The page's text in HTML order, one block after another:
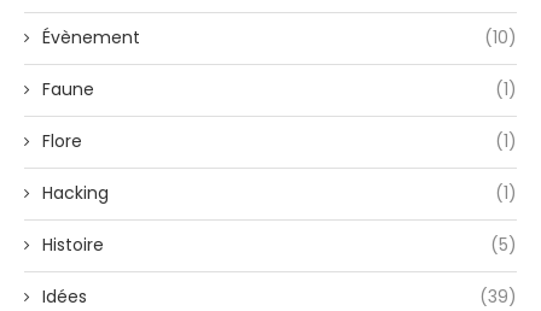
Évènement (10)
Faune (1)
Flore (1)
Hacking (1)
Histoire (5)
Idées (39)